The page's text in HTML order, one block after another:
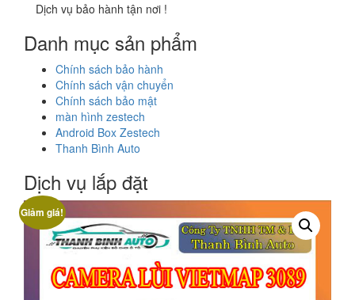
Dịch vụ bảo hành tận nơi !
Danh mục sản phẩm
Chính sách bảo hành
Chính sách vận chuyển
Chính sách bảo mật
màn hình zestech
Android Box Zestech
Thanh Bình Auto
Dịch vụ lắp đặt
Giảm giá!